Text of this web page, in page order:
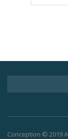
Conception © 2019